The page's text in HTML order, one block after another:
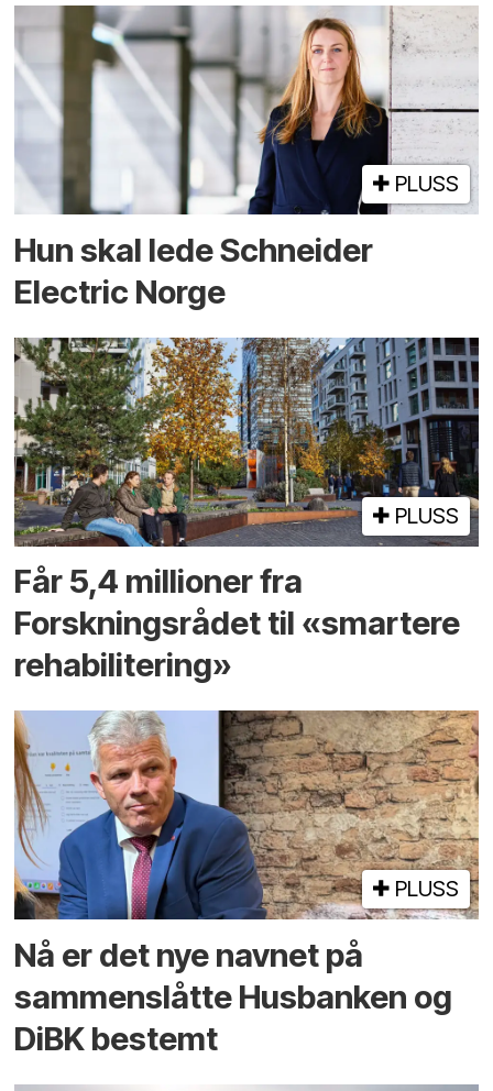
PLUSS
Hun skal lede Schneider
Electric Norge
PLUSS
Får 5,4 millioner fra
Forskningsrådet til «smartere
rehabilitering»
PLUSS
Nå er det nye navnet på
sammenslåtte Husbanken og
DiBK bestemt